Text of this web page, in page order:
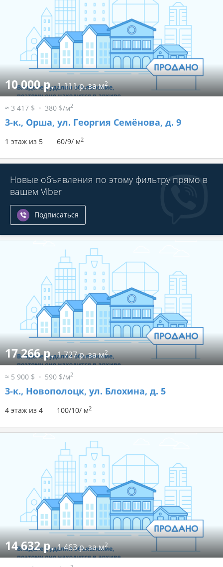
10 000 р.1 111 р. за м2
≈ 3 417 $ 380 $/м2
3-к., Орша, ул. Георгия Семёнова, д. 9
1 этаж из 5 60/9/ м2
Новые объявления по этому фильтру прямо в
вашем Viber
Подписаться
17 266 р.1 727 р. за м2
≈ 5 900 $ 590 $/м2
3-к., Новополоцк, ул. Блохина, д. 5
4 этаж из 4 100/10/ м2
14 632 р.1 463 р. за м2